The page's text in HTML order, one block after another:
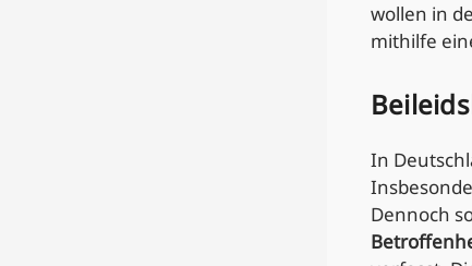
wollen in
mithilfe
In
Dennoch